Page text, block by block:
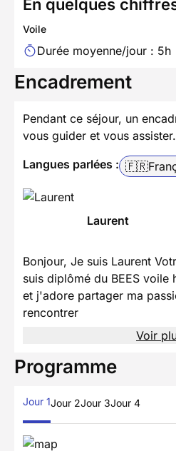
En quelques
Voile
Durée moyenne/jour : 5h
Encadrement
Pendant ce séjour, un
vous guider et vous assister.
Langues parlées : 🇫🇷
Laurent
Bonjour, Je suis Laurent
suis diplômé du BEES voile
et j'adore partager ma
rencontrer
Voir
Programme
Jour 1Jour 2Jour 3Jour 4